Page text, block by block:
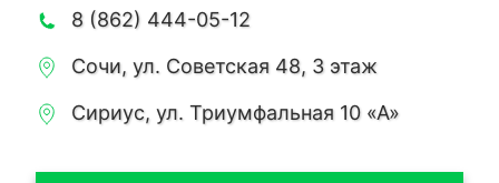
8 (862) 444-05-12
Сочи, ул. Советская 48, 3 этаж
Сириус, ул. Триумфальная 10 «А»